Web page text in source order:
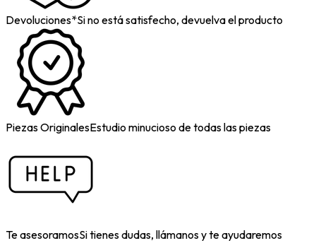
Devoluciones*Si no está satisfecho, devuelva el producto
Piezas OriginalesEstudio minucioso de todas las piezas
Te asesoramosSi tienes dudas, llámanos y te ayudaremos